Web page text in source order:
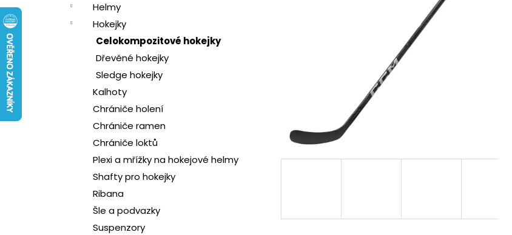
Helmy
Hokejky
Celokompozitové hokejky
Dřevěné hokejky
Sledge hokejky
Kalhoty
Chrániče holení
Chrániče ramen
Chrániče loktů
Plexi a mřížky na hokejové helmy
Shafty pro hokejky
Ribana
Šle a podvazky
Suspenzory